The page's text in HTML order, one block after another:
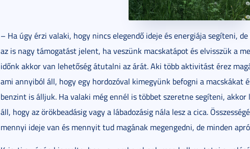
– Ha úgy érzi valaki, hogy nincs elegendő ideje és energiája segíteni,
az is nagy támogatást jelent, ha veszünk macskatápot és elvisszük a
időnk akkor van lehetőség átutalni az árát. Aki több aktivitást érez
ami annyiból áll, hogy egy hordozóval kimegyünk befogni a macskákat
benzint is álljuk. Ha valaki még ennél is többet szeretne segíteni,
áll, hogy az örökbeadásig vagy a lábadozásig nála lesz a cica.
mennyi ideje van és mennyit tud magának megengedni, de minden